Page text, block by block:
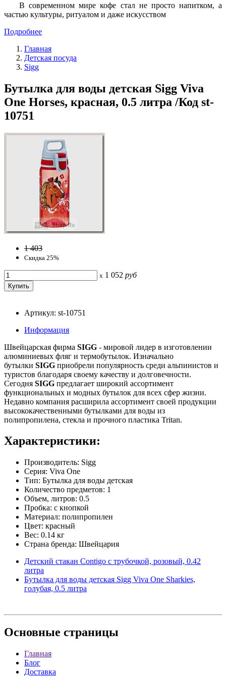
В современном мире кофе стал не просто напитком, а
частью культуры, ритуалом и даже искусством
Подробнее
Главная
Детская посуда
Sigg
Бутылка для воды детская Sigg Viva
One Horses, красная, 0.5 литра /Код st-
10751
1 403
Скидка 25%
x 1 052 руб
Артикул: st-10751
Информация
Швейцарская фирма SIGG - мировой лидер в изготовлении
алюминиевых фляг и термобутылок. Изначально
бутылки SIGG приобрели популярность среди альпинистов и
туристов благодаря своему качеству и долговечности.
Сегодня SIGG предлагает широкий ассортимент
функциональных и модных бутылок для всех сфер жизни.
Недавно компания расширила ассортимент своей продукции
высококачественными бутылками для воды из
полипропилена, стекла и прочного пластика Tritan.
Характеристики:
Производитель: Sigg
Серия: Viva One
Тип: Бутылка для воды детская
Количество предметов: 1
Объем, литров: 0.5
Пробка: с кнопкой
Материал: полипропилен
Цвет: красный
Вес: 0.14 кг
Страна бренда: Швейцария
Детский стакан Contigo с трубочкой, розовый, 0.42
литра
Бутылка для воды детская Sigg Viva One Sharkies,
голубая, 0.5 литра
Основные страницы
Главная
Блог
Доставка